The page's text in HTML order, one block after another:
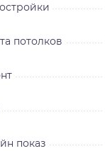
потолков
показ